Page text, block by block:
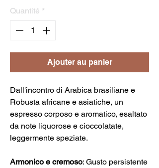
Quantité *
Ajouter au panier
Dall'incontro di Arabica brasiliane e
Robusta africane e asiatiche, un
espresso corposo e aromatico, esaltato
da note liquorose e cioccolatate,
leggermente speziate.
Armonico e cremoso: Gusto persistente